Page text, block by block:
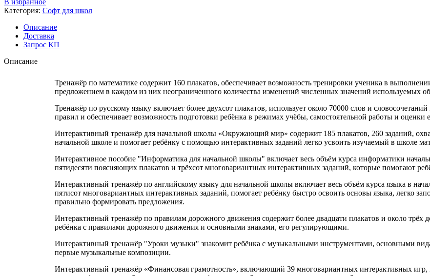
Категория: Софт для школ
Описание
Доставка
Запрос КП
Описание
Тренажёр по математике содержит 160 плакатов, обеспечивает возможность тренировки ученика в
предложением в каждом из них неограниченного количества изменений численных значений используемых
Тренажёр по русскому языку включает более двухсот плакатов, использует около 70000 слов и
правил и обеспечивает возможность подготовки ребёнка в режимах учёбы, самостоятельной работы и оценки
Интерактивный тренажёр для начальной школы «Окружающий мир» содержит 185 плакатов, 260 заданий,
начальной школе и помогает ребёнку с помощью интерактивных заданий легко усвоить изучаемый в школе
Интерактивное пособие "Информатика для начальной школы" включает весь объём курса информатики
пятидесяти поясняющих плакатов и трёхсот многовариантных интерактивных заданий, которые помогают
Интерактивный тренажёр по английскому языку для начальной школы включает весь объём курса языка в
пятисот многовариантных интерактивных заданий, помогает ребёнку быстро освоить основы языка, легко
правильно формировать предложения.
Интерактивный тренажёр по правилам дорожного движения содержит более двадцати плакатов и около трёх
ребёнка с правилами дорожного движения и основными знаками, его регулирующими.
Интерактивный тренажёр "Уроки музыки" знакомит ребёнка с музыкальными инструментами, основными
первые музыкальные композиции.
Интерактивный тренажёр «Финансовая грамотность», включающий 39 многовариантных интерактивных